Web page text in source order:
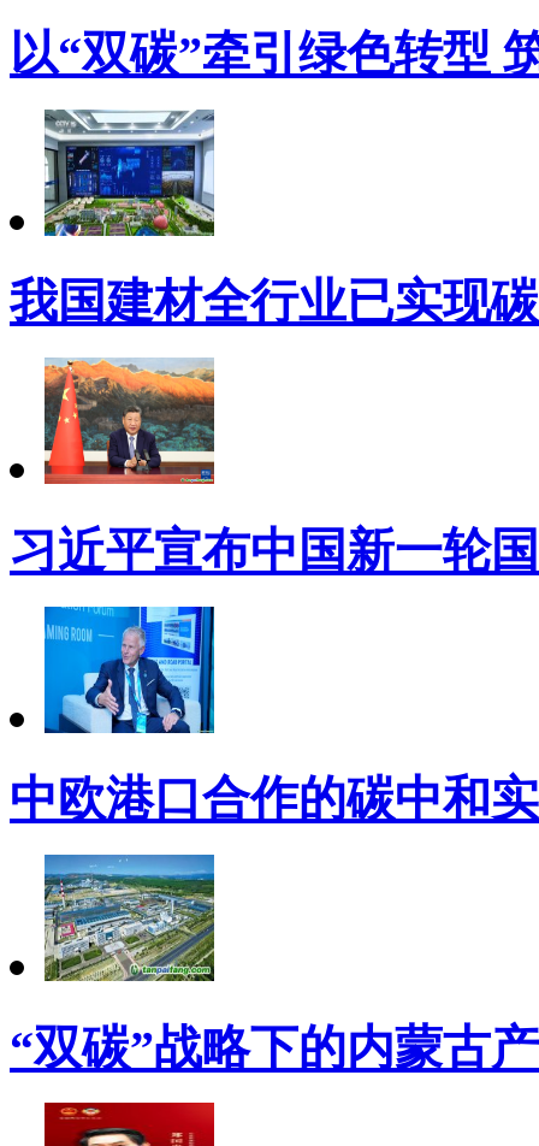
以“双碳”牵引绿色转型
我国建材全行业已实现
习近平宣布中国新一轮
中欧港口合作的碳中和
“双碳”战略下的内蒙古